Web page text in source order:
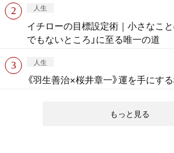
もっと見る
人生
イチローの目標設定術｜小さなこ
でもないところ」に至る唯一の道
人生
《羽生善治×桜井章一》運を手にす